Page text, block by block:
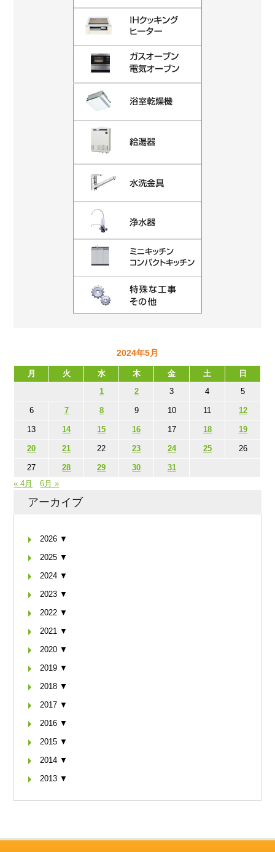
2024年5月
月 火 水 木 金 土
日
1
2 3 4 5
6 7 8 9 10 11 12
13 14 15 16 17 18 19
20 21 22 23 24 25 26
27 28 29 30
31
« 4月
6月 »
アーカイブ
2026 ▼
2025 ▼
2024 ▼
2023 ▼
2022 ▼
2021 ▼
2020 ▼
2019 ▼
2018 ▼
2017 ▼
2016 ▼
2015 ▼
2014 ▼
2013 ▼